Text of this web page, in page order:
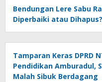
Bendungan Lere Sabu
Diperbaiki atau Dihapus?
Tamparan Keras DPRD
Pendidikan Amburadul,
Malah Sibuk Berdagang